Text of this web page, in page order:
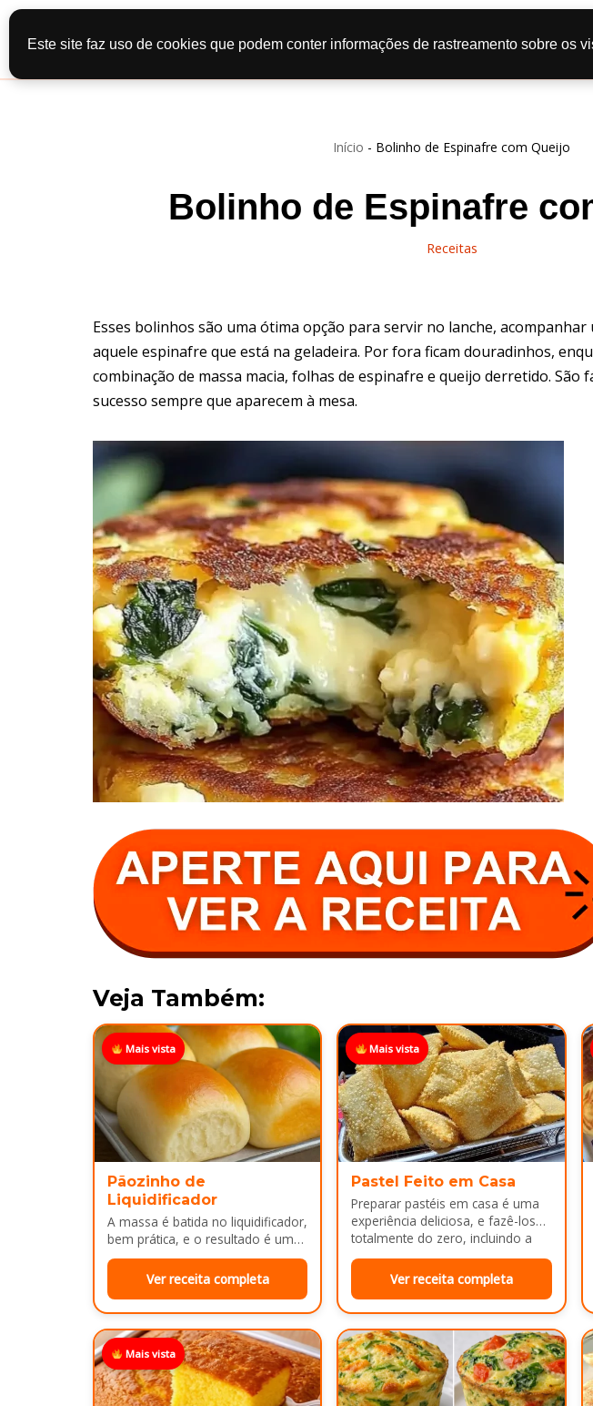
Pular
para
Contato
Políticas de Privacidade
Início - Bolinho de Espinafre com Queijo
Bolinho de Espinafre
Receitas
Esses bolinhos são uma ótima opção para servir no lanche,
aquele espinafre que está na geladeira. Por fora ficam douradinhos,
combinação de massa macia, folhas de espinafre e queijo derretido. São
sucesso sempre que aparecem à mesa.
Veja Também:
Mais vista
Pãozinho de
Liquidificador
A massa é batida no liquidificador,
bem prática, e o resultado é um
pão leve, macio...
Ver receita completa
Mais vista
Pastel Feito em Casa
Preparar pastéis em casa é uma
experiência deliciosa, e fazê-los
totalmente do zero, incluindo a
massa, fica melhor ainda...
Ver receita completa
Mais vista
Este site faz uso de cookies que podem conter informações de rastreamento sobre os